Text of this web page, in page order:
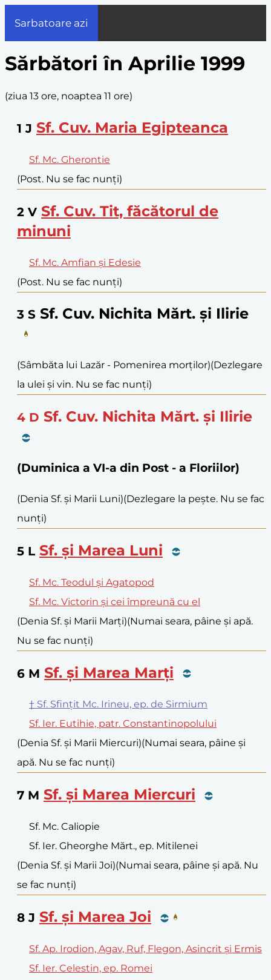
Sarbatoare azi
Sărbători în Aprilie 1999
(ziua 13 ore, noaptea 11 ore)
1 J Sf. Cuv. Maria Egipteanca
Sf. Mc. Gherontie
(Post. Nu se fac nunți)
2 V Sf. Cuv. Tit, făcătorul de
minuni
Sf. Mc. Amfian și Edesie
(Post. Nu se fac nunți)
3 S Sf. Cuv. Nichita Mărt. și Ilirie
(Sâmbăta lui Lazăr - Pomenirea morților)(Dezlegare
la ulei și vin. Nu se fac nunți)
4 D Sf. Cuv. Nichita Mărt. și Ilirie
(Duminica a VI-a din Post - a Floriilor)
(Denia Sf. și Marii Luni)(Dezlegare la pește. Nu se fac
nunți)
5 L Sf. și Marea Luni
Sf. Mc. Teodul și Agatopod
Sf. Mc. Victorin și cei împreună cu el
(Denia Sf. și Marii Marți)(Numai seara, pâine și apă.
Nu se fac nunți)
6 M Sf. și Marea Marți
† Sf. Sfințit Mc. Irineu, ep. de Sirmium
Sf. Ier. Eutihie, patr. Constantinopolului
(Denia Sf. și Marii Miercuri)(Numai seara, pâine și
apă. Nu se fac nunți)
7 M Sf. și Marea Miercuri
Sf. Mc. Caliopie
Sf. Ier. Gheorghe Mărt., ep. Mitilenei
(Denia Sf. și Marii Joi)(Numai seara, pâine și apă. Nu
se fac nunți)
8 J Sf. și Marea Joi
Sf. Ap. Irodion, Agav, Ruf, Flegon, Asincrit și Ermis
Sf. Ier. Celestin, ep. Romei